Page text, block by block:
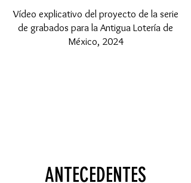
Vídeo explicativo del proyecto de la serie
de grabados para la Antigua Lotería de
México, 2024
ANTECEDENTES